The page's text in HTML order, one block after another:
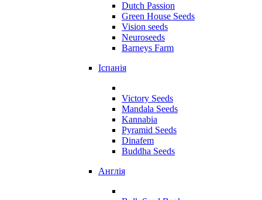
Dutch Passion
Green House Seeds
Vision seeds
Neuroseeds
Barneys Farm
Іспанія
Victory Seeds
Mandala Seeds
Kannabia
Pyramid Seeds
Dinafem
Buddha Seeds
Англія